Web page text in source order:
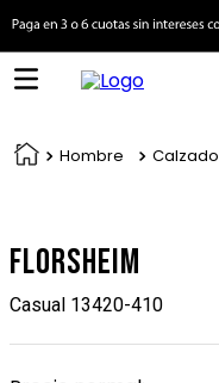
Hombre Calzado
Florsheim
Casual 13420-410